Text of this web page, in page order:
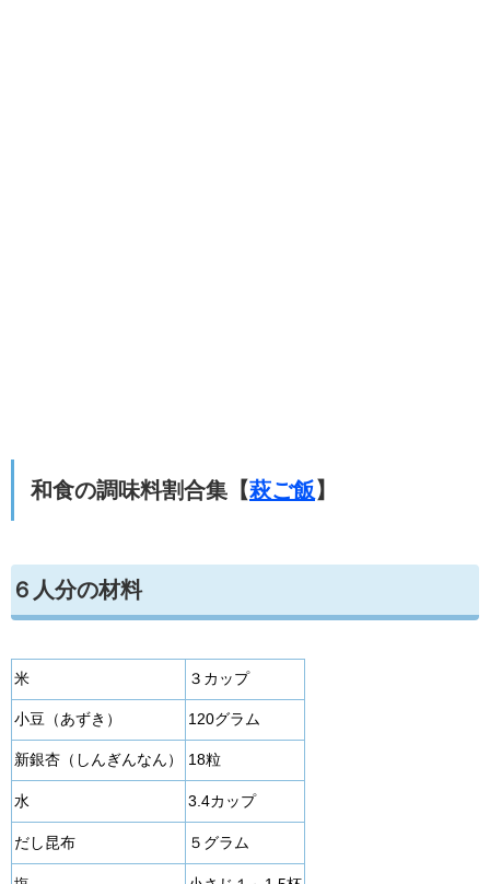
和食の調味料割合集【萩ご飯】
６人分の材料
米 ３カップ
小豆（あずき） 120グラム
新銀杏（しんぎんなん） 18粒
水 3.4カップ
だし昆布 ５グラム